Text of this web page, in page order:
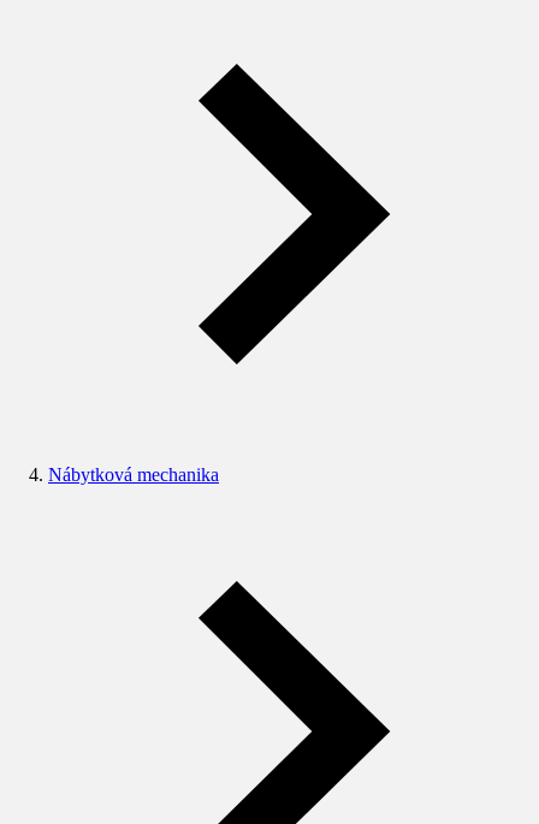
Nábytková mechanika